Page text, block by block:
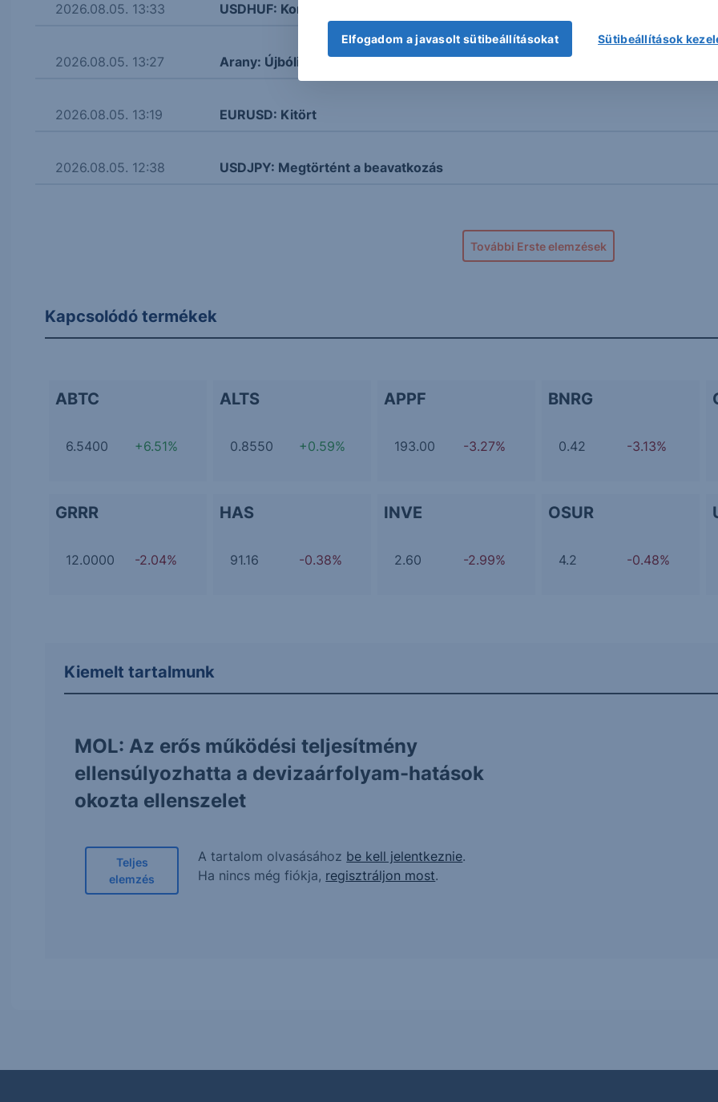
2026.08.05. 13:33 USDHUF: Korrigál
2026.08.05. 13:27 Arany: Újbóli próbálkozás
2026.08.05. 13:19 EURUSD: Kitört
2026.08.05. 12:38 USDJPY: Megtörtént a beavatkozás
További Erste elemzések
Kapcsolódó termékek
ABTC
6.5400 +6.51%
ALTS
0.8550 +0.59%
APPF
193.00 -3.27%
BNRG
0.42 -3.13%
GRRR
12.0000 -2.04%
HAS
91.16 -0.38%
INVE
2.60 -2.99%
OSUR
4.2 -0.48%
Kiemelt tartalmunk
MOL: Az erős működési teljesítmény
ellensúlyozhatta a devizaárfolyam-hatások
okozta ellenszelet
Teljes
elemzés
A tartalom olvasásához be kell jelentkeznie.
Ha nincs még fiókja, regisztráljon most.
Elfogadom a javasolt sütibeállításokat Sütibeállítások